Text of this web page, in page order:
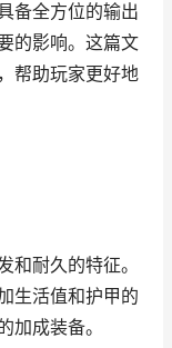
备全方位的输出
的影响。这篇文
帮助玩家更好地
和耐久的特征。
生活值和护甲的
加成装备。